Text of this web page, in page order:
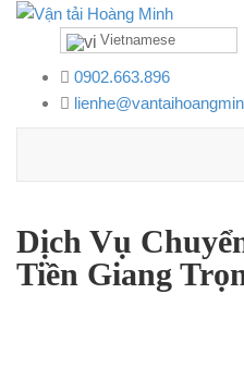
Vietnamese
0902.663.896
Dịch Vụ
Tiền Giang